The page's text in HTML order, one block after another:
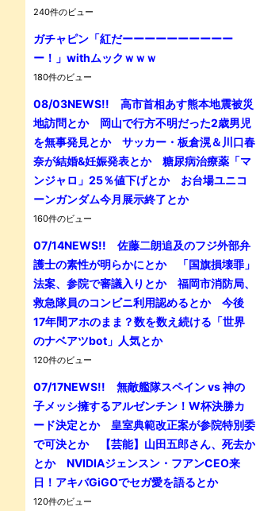
240件のビュー
ガチャピン「紅だーーーーーーーーーー
ー！」withムックｗｗｗ
180件のビュー
08/03NEWS!! 高市首相あす熊本地震被災
地訪問とか 岡山で行方不明だった2歳男児
を無事発見とか サッカー・板倉滉＆川口春
奈が結婚&妊娠発表とか 糖尿病治療薬「マ
ンジャロ」25％値下げとか お台場ユニコ
ーンガンダム今月展示終了とか
160件のビュー
07/14NEWS!! 佐藤二朗追及のフジ外部弁
護士の素性が明らかにとか 「国旗損壊罪」
法案、参院で審議入りとか 福岡市消防局、
救急隊員のコンビニ利用認めるとか 今後
17年間アホのまま？数を数え続ける「世界
のナベアツbot」人気とか
120件のビュー
07/17NEWS!! 無敵艦隊スペイン vs 神の
子メッシ擁するアルゼンチン！W杯決勝カ
ード決定とか 皇室典範改正案が参院特別委
で可決とか 【芸能】山田五郎さん、死去か
とか NVIDIAジェンスン・フアンCEO来
日！アキバGiGOでセガ愛を語るとか
120件のビュー